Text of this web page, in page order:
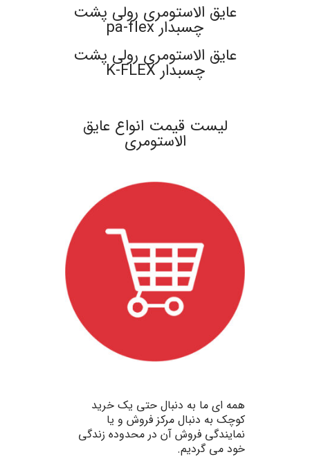
عایق الاستومری رولی پشت
چسبدار pa-flex
عایق الاستومری رولی پشت
چسبدار K-FLEX
لیست قیمت انواع عایق
الاستومری
همه ای ما به دنبال حتی یک خرید
کوچک به دنبال مرکز فروش و یا
نمایندگی فروش آن در محدوده زندگی
خود می گردیم.